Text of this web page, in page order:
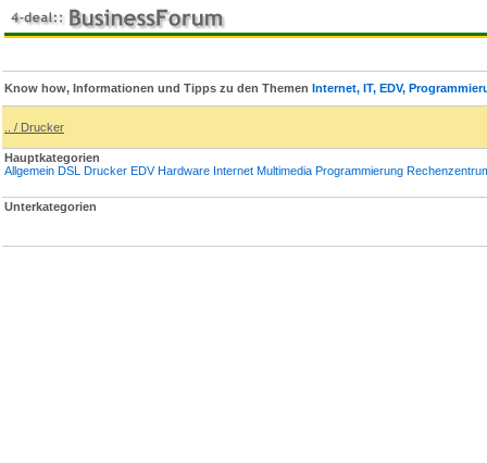
Know how, Informationen und Tipps zu den Themen Internet, IT, EDV,
.. / Drucker
Hauptkategorien
Allgemein DSL Drucker EDV Hardware Internet Multimedia Programmierung
Unterkategorien